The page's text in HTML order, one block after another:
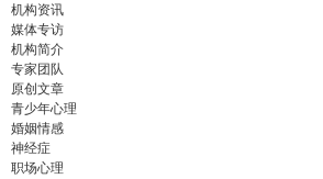
机构资讯
媒体专访
机构简介
专家团队
原创文章
青少年心理
婚姻情感
神经症
职场心理